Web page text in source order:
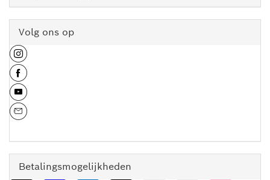
Volg ons op
Betalingsmogelijkheden